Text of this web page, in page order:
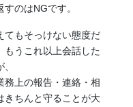
のはNGです。
てもそっけない態度だ
もうこれ以上会話した
務上の報告・連絡・相
きちんと守ることが大